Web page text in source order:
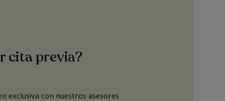
cita previa?
exclusiva con nuestros asesores